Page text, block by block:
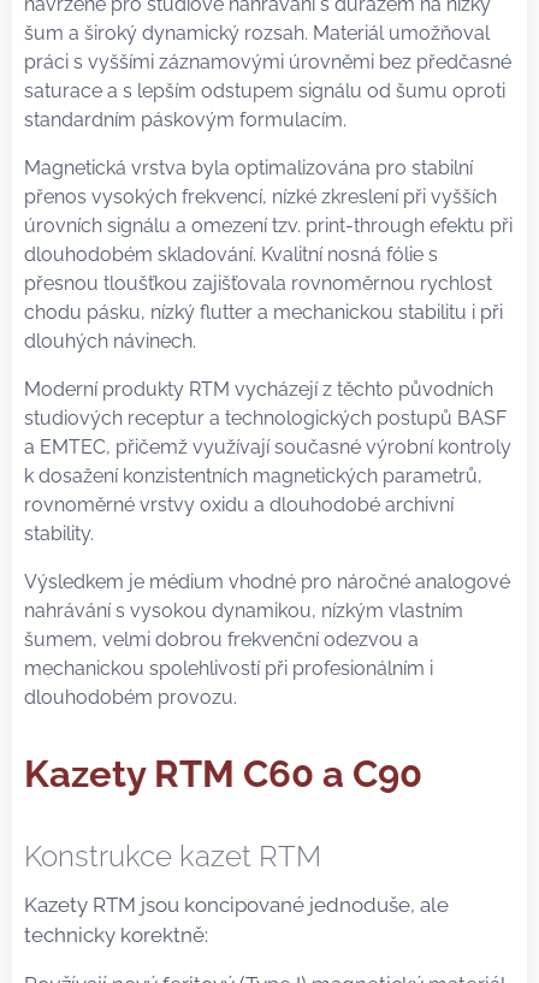
šum a široký dynamický rozsah. Materiál umožňoval
práci s vyššími záznamovými úrovněmi bez předčasné
saturace a s lepším odstupem signálu od šumu oproti
standardním páskovým formulacím.
Magnetická vrstva byla optimalizována pro stabilní
přenos vysokých frekvencí, nízké zkreslení při vyšších
úrovních signálu a omezení tzv. print-through efektu při
dlouhodobém skladování. Kvalitní nosná fólie s
přesnou tloušťkou zajišťovala rovnoměrnou rychlost
chodu pásku, nízký flutter a mechanickou stabilitu i při
dlouhých návinech.
Moderní produkty RTM vycházejí z těchto původních
studiových receptur a technologických postupů BASF
a EMTEC, přičemž využívají současné výrobní kontroly
k dosažení konzistentních magnetických parametrů,
rovnoměrné vrstvy oxidu a dlouhodobé archivní
stability.
Výsledkem je médium vhodné pro náročné analogové
nahrávání s vysokou dynamikou, nízkým vlastním
šumem, velmi dobrou frekvenční odezvou a
mechanickou spolehlivostí při profesionálním i
dlouhodobém provozu.
Kazety RTM C60 a C90
Konstrukce kazet RTM
Kazety RTM jsou koncipované jednoduše, ale
technicky korektně: